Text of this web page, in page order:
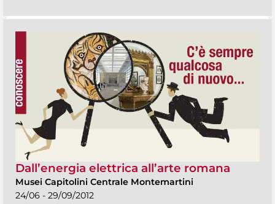
Dall’energia elettrica all’arte romana
Musei Capitolini Centrale Montemartini
24/06 - 29/09/2012